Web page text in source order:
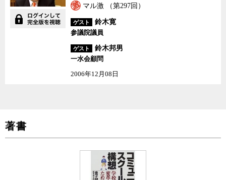
マル激 （第297回）
ゲスト
鈴木寛
参議院議員
ゲスト
鈴木邦男
一水会顧問
2006年12月08日
著書